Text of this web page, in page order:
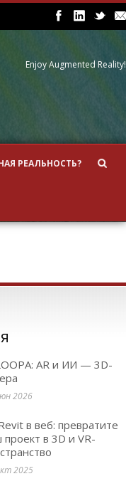
Enjoy Augmented Reality!
РЕАЛЬНОСТЬ?
AR и ИИ — 3D-
2026
в веб: превратите
в 3D и VR-
2025